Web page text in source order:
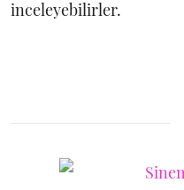
inceleyebilirler.